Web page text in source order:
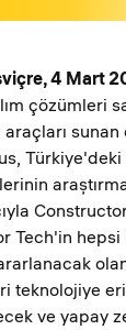
4 Mart
çözümleri
araçları
Tech'in
teknolojiye
ve yapay